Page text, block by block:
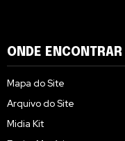
ONDE ENCONTRAR
Mapa do Site
Arquivo do Site
Midia Kit